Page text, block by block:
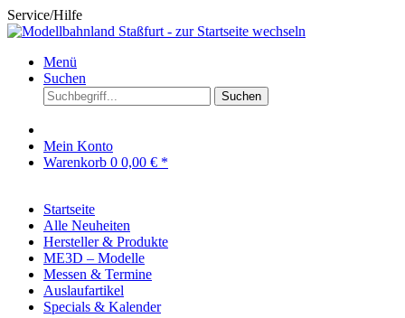
Service/Hilfe
Menü
Suchen
Suchen
Mein Konto
Warenkorb 0 0,00 € *
Startseite
Alle Neuheiten
Hersteller & Produkte
ME3D – Modelle
Messen & Termine
Auslaufartikel
Specials & Kalender